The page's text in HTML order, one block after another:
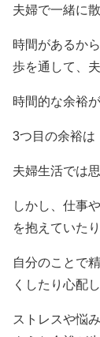
夫婦で一緒に
時間があるか
歩を通して、
時間的な余裕
3つ目の余裕は
夫婦生活では
しかし、仕事
を抱えていた
自分のことで
くしたり心配
ストレスや悩